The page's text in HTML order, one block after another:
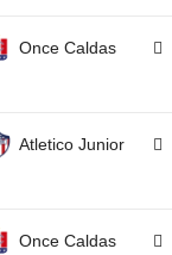
Once Caldas
Atletico Junior
Once Caldas